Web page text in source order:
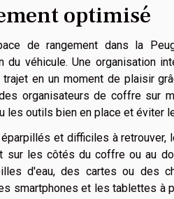
optimisé
de rangement dans la
véhicule. Une organisation
en un moment de plaisir
organisateurs de coffre sur
outils bien en place et éviter
et difficiles à
sur les côtés du coffre ou au
d'eau, des cartes ou des
smartphones et les tablettes à